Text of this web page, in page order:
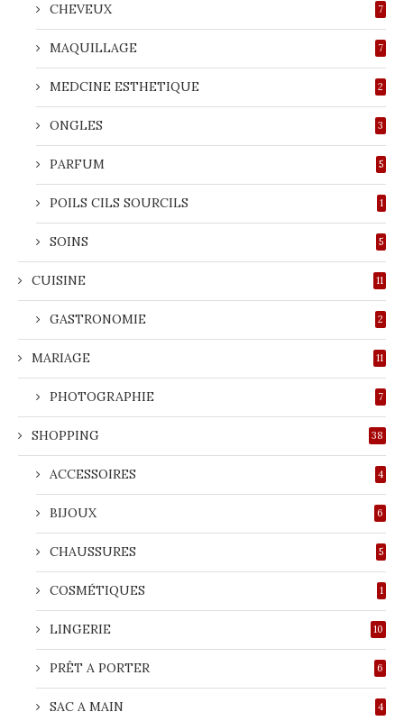
CHEVEUX 7
MAQUILLAGE 7
MEDCINE ESTHETIQUE 2
ONGLES 3
PARFUM 5
POILS CILS SOURCILS 1
SOINS 5
CUISINE 11
GASTRONOMIE 2
MARIAGE 11
PHOTOGRAPHIE 7
SHOPPING 38
ACCESSOIRES 4
BIJOUX 6
CHAUSSURES 5
COSMÉTIQUES 1
LINGERIE 10
PRÊT A PORTER 6
SAC A MAIN 4